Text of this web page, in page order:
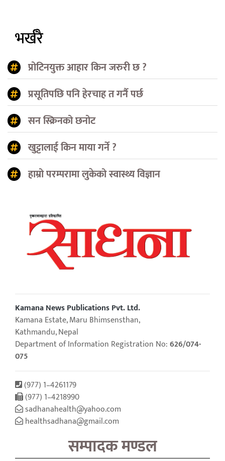
भर्खरै
प्रोटिनयुक्त आहार किन जरुरी छ ?
प्रसूतिपछि पनि हेरचाह त गर्नै पर्छ
सन स्क्रिनको छनोट
खुट्टालाई किन माया गर्ने ?
हाम्रो परम्परामा लुकेको स्वास्थ्य विज्ञान
Kamana News Publications Pvt. Ltd.
Kamana Estate, Maru Bhimsensthan,
Kathmandu, Nepal
Department of Information Registration No:626/074-
075
(977) 1–4261179
(977) 1–4218990
sadhanahealth@yahoo.com
healthsadhana@gmail.com
सम्पादक मण्डल